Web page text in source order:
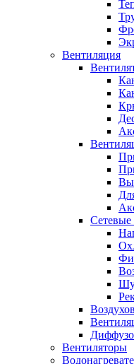
Вентиляция
Сетевые
Вентиляторы